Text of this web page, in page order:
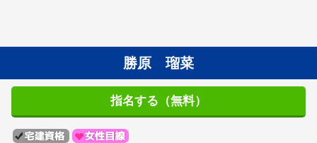
勝原 瑠菜
指名する（無料）